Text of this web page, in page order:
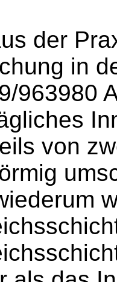
der
in
963980
von